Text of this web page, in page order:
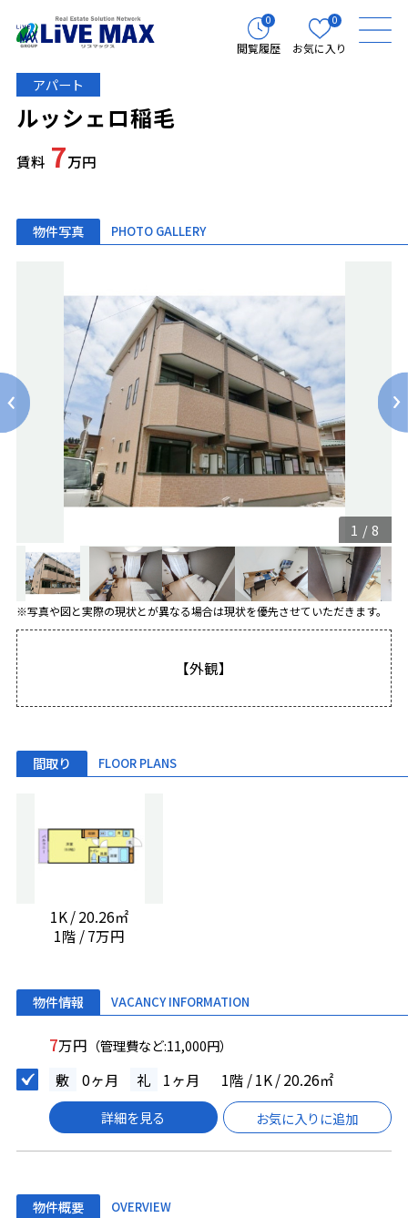
0
閲覧履歴
0
お気に入り
アパート
ルッシェロ稲毛
賃料 7万円
物件写真 PHOTO GALLERY
1 /8
※写真や図と実際の現状とが異なる場合は現状を優先させていただきます。
【外観】
間取り FLOOR PLANS
1K / 20.26㎡
1階 / 7万円
物件情報 VACANCY INFORMATION
7万円 （管理費など:11,000円）
敷 0ヶ月 礼 1ヶ月 1階 / 1K / 20.26㎡
詳細を見る お気に入りに追加
物件概要 OVERVIEW